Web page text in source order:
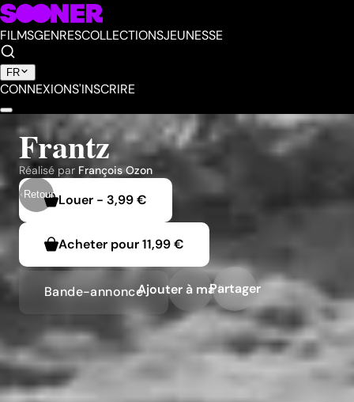
FILMSGENRESCOLLECTIONSJEUNESSE
FR
CONNEXIONS'INSCRIRE
Retour
Frantz
Réalisé par François Ozon
Louer - 3,99 €
Acheter pour11,99 €
Bande-annonceAjouter à ma liste
Partager